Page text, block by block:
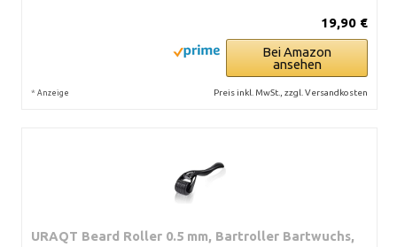
19,90 €
Bei Amazon
ansehen
* Anzeige Preis inkl. MwSt., zzgl. Versandkosten
URAQT Beard Roller 0.5 mm, Bartroller Bartwuchs,